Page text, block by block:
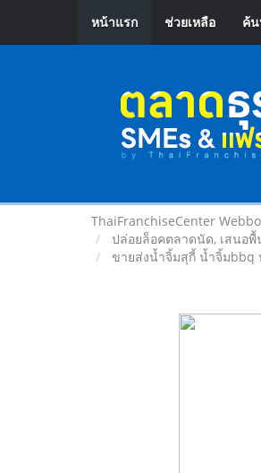
หน้าแรก ช่วยเหลือ ค้
ThaiFranchiseCenter
ปล่อยล็อคตลาดนัด, เสนอพื้
ขายส่งน้ำจิ้มสุกี้ น้ำจิ้มbbq